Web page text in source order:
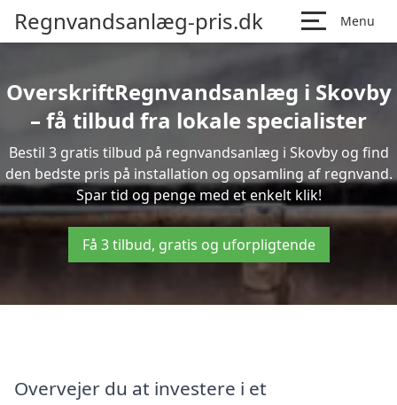
Regnvandsanlæg-pris.dk Menu
OverskriftRegnvandsanlæg i Skovby
– få tilbud fra lokale specialister
Bestil 3 gratis tilbud på regnvandsanlæg i Skovby og find
den bedste pris på installation og opsamling af regnvand.
Spar tid og penge med et enkelt klik!
Få 3 tilbud, gratis og uforpligtende
Overvejer du at investere i et